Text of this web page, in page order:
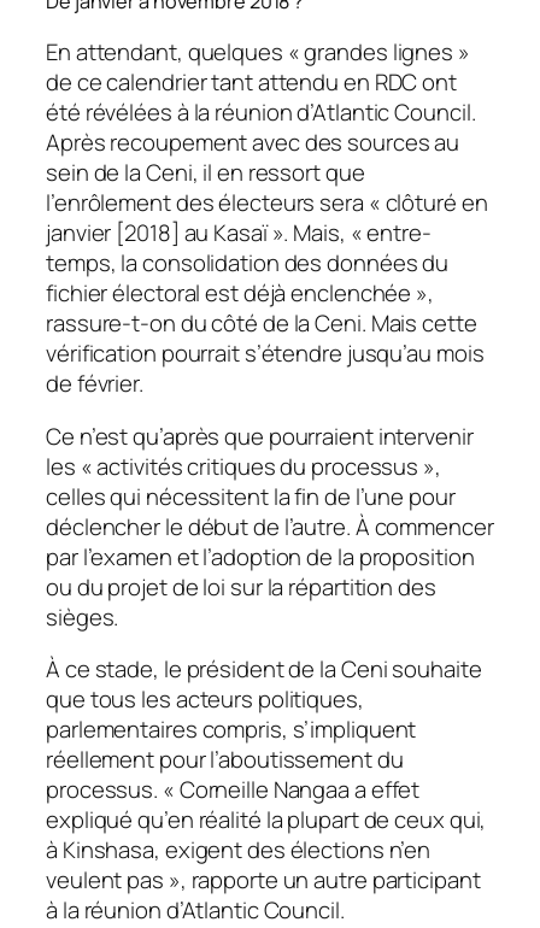
En attendant, quelques « grandes lignes »
de ce calendrier tant attendu en RDC ont
été révélées à la réunion d’Atlantic Council.
Après recoupement avec des sources au
sein de la Ceni, il en ressort que
l’enrôlement des électeurs sera « clôturé en
janvier [2018] au Kasaï ». Mais, « entre-
temps, la consolidation des données du
fichier électoral est déjà enclenchée »,
rassure-t-on du côté de la Ceni. Mais cette
vérification pourrait s’étendre jusqu’au mois
de février.
Ce n’est qu’après que pourraient intervenir
les « activités critiques du processus »,
celles qui nécessitent la fin de l’une pour
déclencher le début de l’autre. À commencer
par l’examen et l’adoption de la proposition
ou du projet de loi sur la répartition des
sièges.
À ce stade, le président de la Ceni souhaite
que tous les acteurs politiques,
parlementaires compris, s’impliquent
réellement pour l’aboutissement du
processus. « Corneille Nangaa a effet
expliqué qu’en réalité la plupart de ceux qui,
à Kinshasa, exigent des élections n’en
veulent pas », rapporte un autre participant
à la réunion d’Atlantic Council.